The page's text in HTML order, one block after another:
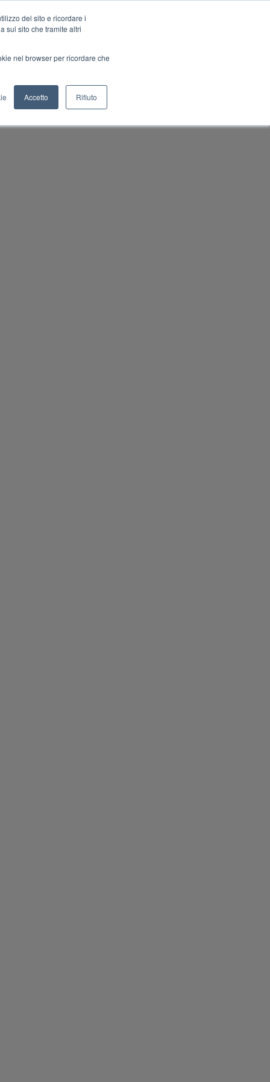
del sito e ricordare i
sul sito che tramite altri
nel browser per ricordare che
Accetto Rifiuto
Blog Pillole